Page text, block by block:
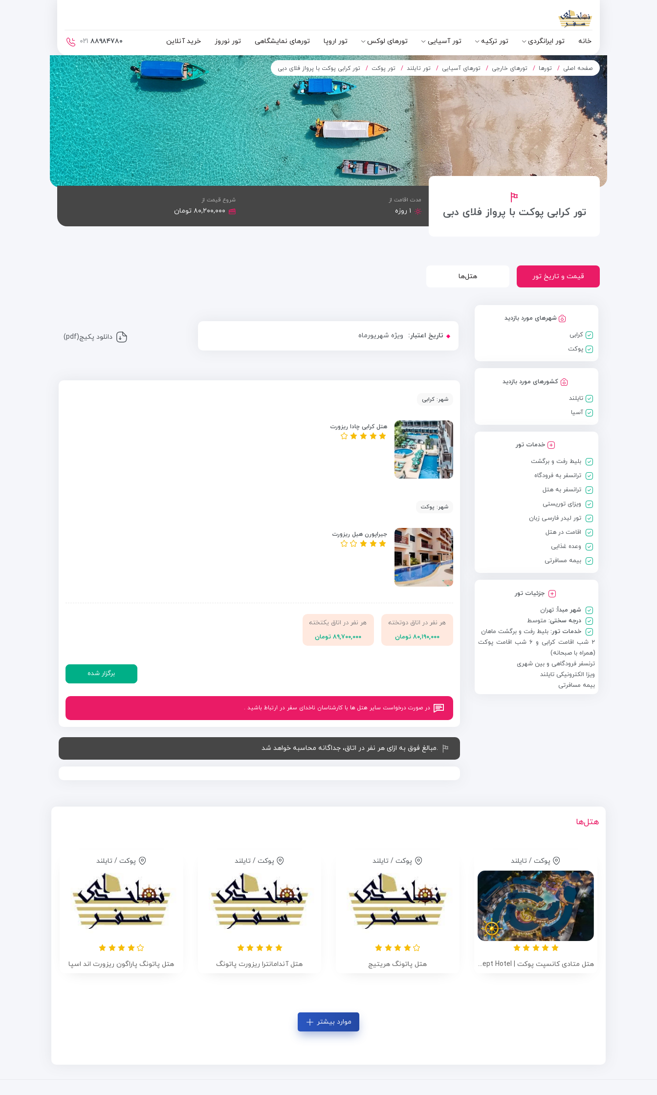
خانه تور ایرانگردی تور ترکیه تور آسیایی تورهای لوکس تور اروپا تورهای نمایشگاهی تور نوروز خرید آنلاین ۸۸۹۸۴۷۸۰ ۰۲۱
صفحه اصلی تورها تورهای خارجی تورهای آسیایی تور تایلند تور پوکت تور کرابی پوکت با پرواز فلای دبی
تور کرابی پوکت با پرواز فلای دبی
مدت اقامت از
۱ روزه
شروع قیمت از
۸۰,۲۰۰,۰۰۰ تومان
قیمت و تاریخ تور هتل‌ها
شهرهای مورد بازدید
کرابی
پوکت
کشورهای مورد بازدید
تایلند
آسیا
خدمات تور
بلیط رفت و برگشت
ترانسفر به فرودگاه
ترانسفر به هتل
ویزای توریستی
تور لیدر فارسی زبان
اقامت در هتل
وعده غذایی
بیمه مسافرتی
جزئیات تور
شهر مبدأ: تهران
درجه سختی: متوسط
خدمات تور: بلیط رفت و برگشت ماهان
۲ شب اقامت کرابی و ۶ شب اقامت پوکت
(همراه با صبحانه)
ترنسفر فرودگاهی و بین شهری
ویزا الکترونیکی تایلند
بیمه مسافرتی
تاریخ اعتبار: ویژه شهریورماه دانلود پکیج(pdf)
شهر: کرابی
هتل کرابی چادا ریزورت
شهر: پوکت
جیراپورن هیل ریزورت
هر نفر در اتاق دوتخته
۸۰,۱۹۰,۰۰۰ تومان
هر نفر در اتاق یکتخته
۸۹,۷۰۰,۰۰۰ تومان
برگزار شده
در صورت درخواست سایر هتل ها با کارشناسان ناخدای سفر در ارتباط باشید .
.مبالغ فوق به ازای هر نفر در اتاق، جداگانه محاسبه خواهد شد
هتل‌ها
پوکت / تایلند
هتل متادی کانسپت پوکت | Metadee Concept Hotel
پوکت / تایلند
هتل پاتونگ هریتیج
پوکت / تایلند
هتل آندامانترا ریزورت پاتونگ
پوکت / تایلند
هتل پاتونگ پاراگون ریزورت اند اسپا
موارد بیشتر